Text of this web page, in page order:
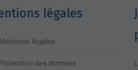
légales
Mentions légales
Protection des données